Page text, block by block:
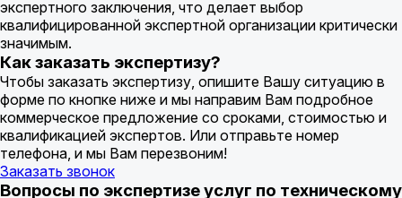
экспертного заключения, что делает выбор
квалифицированной экспертной организации критически
значимым.
Как заказать экспертизу?
Чтобы заказать экспертизу, опишите Вашу ситуацию в
форме по кнопке ниже и мы направим Вам подробное
коммерческое предложение cо сроками, стоимостью и
квалификацией экспертов. Или отправьте номер
телефона, и мы Вам перезвоним!
Заказать звонок
Вопросы по экспертизе услуг по техническому